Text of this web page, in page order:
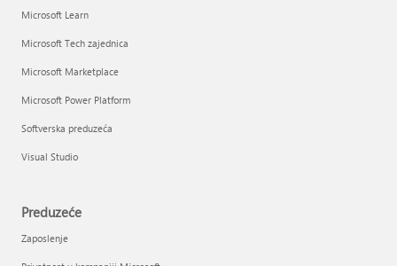
Microsoft Learn
Microsoft Tech zajednica
Microsoft Marketplace
Microsoft Power Platform
Softverska preduzeća
Visual Studio
Preduzeće
Zaposlenje